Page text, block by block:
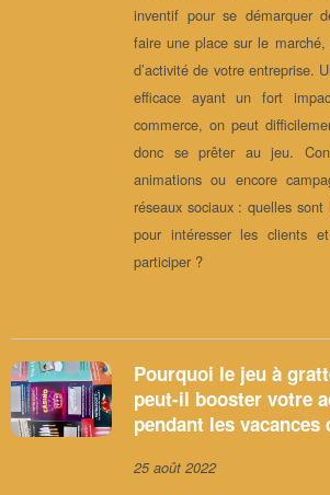
inventif pour se démarquer
faire une place sur le
d’activité de votre entreprise.
efficace ayant un fort
commerce, on peut
donc se prêter au jeu.
animations ou encore
réseaux sociaux : quelles
pour intéresser les clients
participer ?
Pourquoi le jeu à
peut-il booster votre
pendant les vacances
25 août 2022